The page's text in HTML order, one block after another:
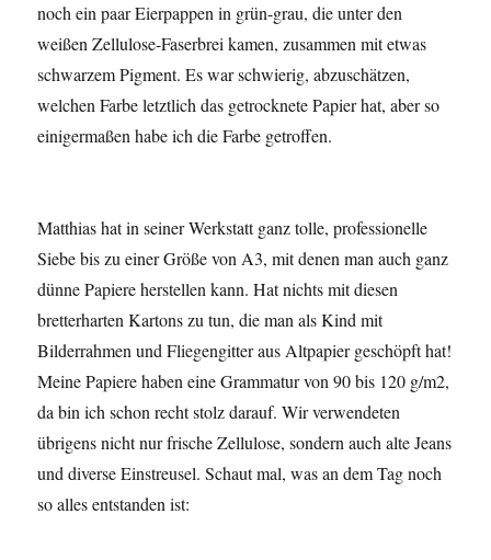
noch ein paar Eierpappen in grün-grau, die unter den
weißen Zellulose-Faserbrei kamen, zusammen mit etwas
schwarzem Pigment. Es war schwierig, abzuschätzen,
welchen Farbe letztlich das getrocknete Papier hat, aber so
einigermaßen habe ich die Farbe getroffen.
Matthias hat in seiner Werkstatt ganz tolle, professionelle
Siebe bis zu einer Größe von A3, mit denen man auch ganz
dünne Papiere herstellen kann. Hat nichts mit diesen
bretterharten Kartons zu tun, die man als Kind mit
Bilderrahmen und Fliegengitter aus Altpapier geschöpft hat!
Meine Papiere haben eine Grammatur von 90 bis 120 g/m2,
da bin ich schon recht stolz darauf. Wir verwendeten
übrigens nicht nur frische Zellulose, sondern auch alte Jeans
und diverse Einstreusel. Schaut mal, was an dem Tag noch
so alles entstanden ist: